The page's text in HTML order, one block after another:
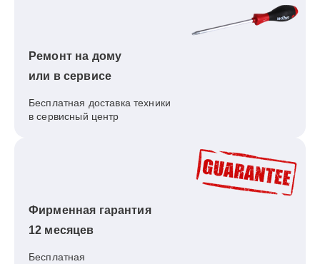
Ремонт на дому
или в сервисе
Бесплатная доставка техники
в сервисный центр
Фирменная гарантия
12 месяцев
Бесплатная